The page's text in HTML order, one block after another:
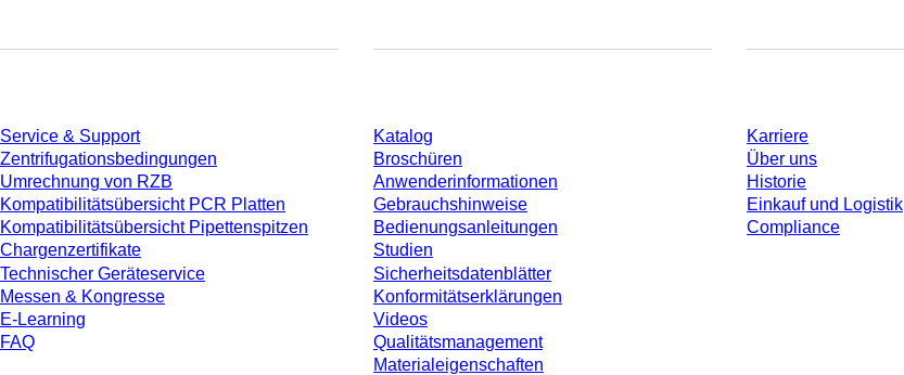
Service & Support
Zentrifugationsbedingungen
Umrechnung von RZB
Kompatibilitätsübersicht PCR Platten
Kompatibilitätsübersicht Pipettenspitzen
Chargenzertifikate
Technischer Geräteservice
Messen & Kongresse
E-Learning
FAQ
Katalog
Broschüren
Anwenderinformationen
Gebrauchshinweise
Bedienungsanleitungen
Studien
Sicherheitsdatenblätter
Konformitätserklärungen
Videos
Qualitätsmanagement
Materialeigenschaften
Karriere
Über uns
Historie
Einkauf und Logistik
Compliance